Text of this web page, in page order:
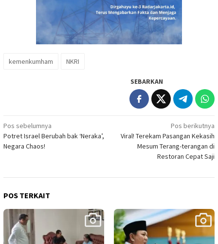
kemenkumham NKRI
SEBARKAN
Navigasi
pos
Pos sebelumnya
Potret Israel Berubah bak ‘Neraka’,
Negara Chaos!
Pos berikutnya
Viral! Terekam Pasangan Kekasih
Mesum Terang-terangan di
Restoran Cepat Saji
POS TERKAIT